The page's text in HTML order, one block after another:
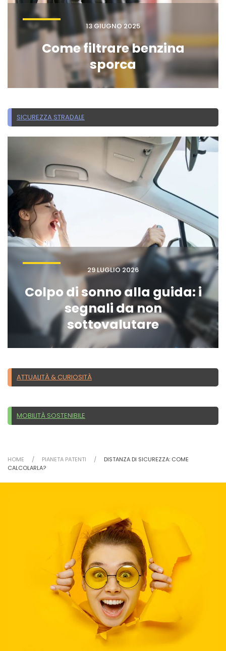
13 GIUGNO 2025
Come filtrare benzina
sporca
SICUREZZA STRADALE
29 LUGLIO 2026
Colpo di sonno alla guida: i
segnali da non
sottovalutare
ATTUALITÀ & CURIOSITÀ
MOBILITÀ SOSTENIBILE
HOME PIANETA PATENTI
DISTANZA DI SICUREZZA: COME
CALCOLARLA?